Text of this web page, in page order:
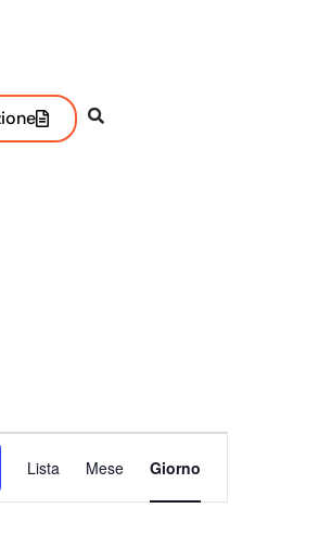
Evento
Viste
Lista Mese Giorno